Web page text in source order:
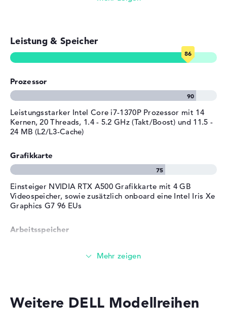
3 Zellen Lithium Ionen
Allgemein
Breite
35,78 cm
Höhe
Gewicht
Farbe
grau
Betriebssystem / Software
Betriebssystem
Herstellergarantie
Service & Support
3 Jahre Vor-Ort-Service
Videokonferenzen (2 MP Webcam)
Streaming (Netflix, Spotify, etc.)
E-Mails, Office Apps
Surfen im Internet
Leistung & Speicher
Prozessor
Leistungsstarker Intel Core i7-1370P Prozessor mit 14
Kernen, 20 Threads, 1.4 - 5.2 GHz (Takt/Boost) und 11.5 -
24 MB (L2/L3-Cache)
Grafikkarte
Einsteiger NVIDIA RTX A500 Grafikkarte mit 4 GB
Videospeicher, sowie zusätzlich onboard eine Intel Iris Xe
Graphics G7 96 EUs
Arbeitsspeicher
Sehr großer 32 GB (2 x 16 GB) Arbeitspeicher - DDR5 -
Weitere DELL Modellreihen